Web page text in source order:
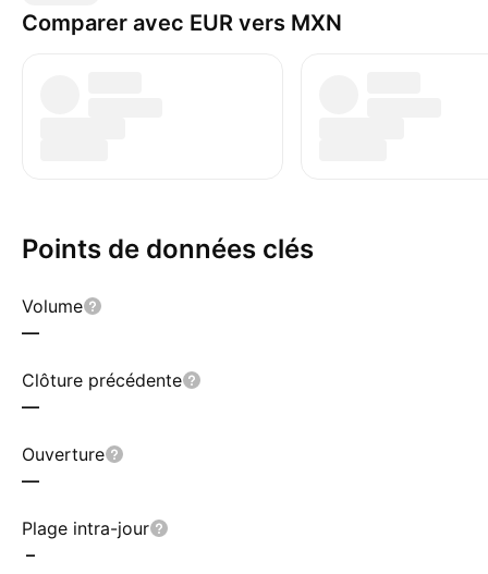
Comparer avec EUR vers MXN
Points de données clés
Volume
—
Clôture précédente
—
Ouverture
—
Plage intra-jour
–